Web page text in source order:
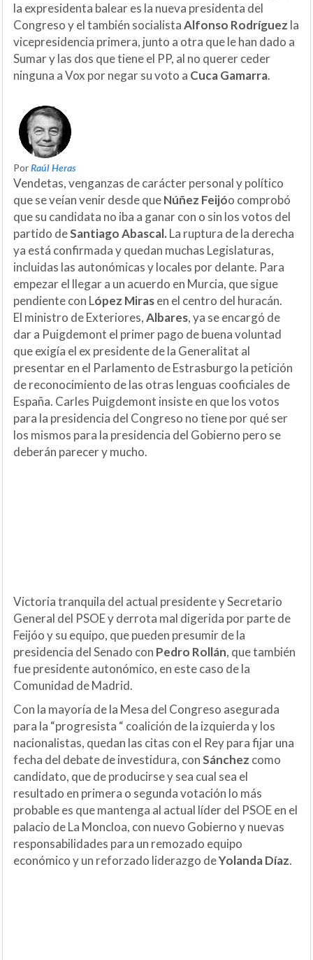
la expresidenta balear es la nueva presidenta del
Congreso y el también socialistaAlfonso Rodríguez la
vicepresidencia primera, junto a otra que le han dado a
Sumar y las dos que tiene el PP, al no querer ceder
ninguna a Vox por negar su voto a Cuca Gamarra.
PorRaúl Heras
Vendetas, venganzas de carácter personal y político
que se veían venir desde queNúñez Feijóo comprobó
que su candidata no iba a ganar con o sin los votos del
partido deSantiago Abascal. La ruptura de la derecha
ya está confirmada y quedan muchas Legislaturas,
incluidas las autonómicas y locales por delante. Para
empezar el llegar a un acuerdo en Murcia, que sigue
pendiente con López Mirasen el centro del huracán.
El ministro de Exteriores,Albares, ya se encargó de
dar a Puigdemont el primer pago de buena voluntad
que exigía el ex presidente de la Generalitat al
presentar en el Parlamento de Estrasburgo la petición
de reconocimiento de las otras lenguas cooficiales de
España. Carles Puigdemont insiste en que los votos
para la presidencia del Congreso no tiene por qué ser
los mismos para la presidencia del Gobierno pero se
deberán parecer y mucho.
Victoria tranquila del actual presidente y Secretario
General del PSOE y derrota mal digerida por parte de
Feijóo y su equipo, que pueden presumir de la
presidencia del Senado con Pedro Rollán, que también
fue presidente autonómico, en este caso de la
Comunidad de Madrid.
Con la mayoría de la Mesa del Congreso asegurada
para la “progresista “ coalición de la izquierda y los
nacionalistas, quedan las citas con el Rey para fijar una
fecha del debate de investidura, conSánchez como
candidato, que de producirse y sea cual sea el
resultado en primera o segunda votación lo más
probable es que mantenga al actual líder del PSOE en el
palacio de La Moncloa, con nuevo Gobierno y nuevas
responsabilidades para un remozado equipo
económico y un reforzado liderazgo deYolanda Díaz.